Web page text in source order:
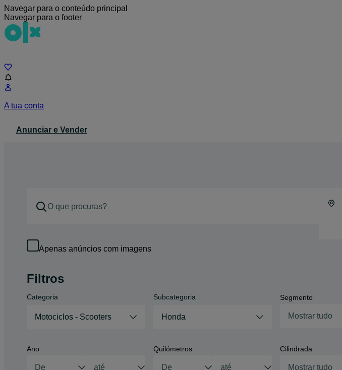
Navegar para o conteúdo principal
Navegar para o footer
A tua conta
Anunciar e Vender
Apenas anúncios com imagens
Filtros
Categoria
Motociclos - Scooters
Subcategoria
Honda
Segmento
Mostrar tudo
Ano Quilómetros Cilindrada
Mostrar tudo